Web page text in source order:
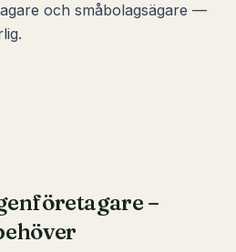
och småbolagsägare —
–